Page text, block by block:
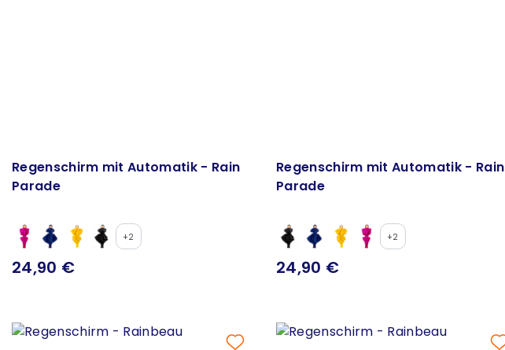
Regenschirm mit Automatik - Rain
Parade
+2
24,90 €
Regenschirm mit Automatik - Rain
Parade
+2
24,90 €